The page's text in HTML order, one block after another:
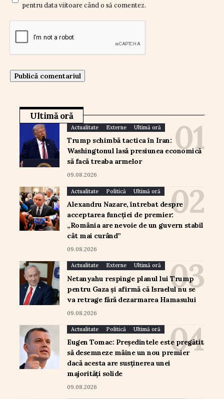
pentru data viitoare când o să comentez.
Ultimă oră
Actualitate Externe Ultimă oră
Trump schimbă tactica în Iran:
Washingtonul lasă presiunea economică
să facă treaba armelor
09.08.2026
Actualitate Politică Ultimă oră
Alexandru Nazare, întrebat despre
acceptarea funcției de premier:
„România are nevoie de un guvern stabil
cât mai curând”
09.08.2026
Actualitate Externe Ultimă oră
Netanyahu respinge planul lui Trump
pentru Gaza și afirmă că Israelul nu se
va retrage fără dezarmarea Hamasului
09.08.2026
Actualitate Politică Ultimă oră
Eugen Tomac: Președintele este pregătit
să desemneze mâine un nou premier
dacă acesta are susținerea unei
majorități solide
09.08.2026